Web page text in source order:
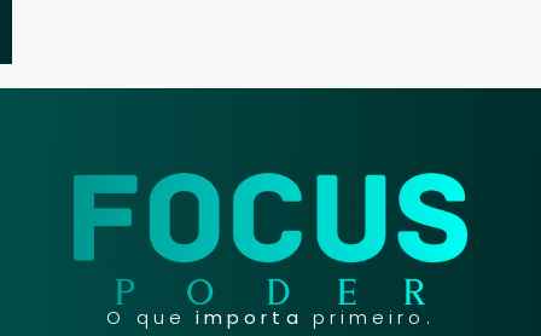
O que importa primeiro.